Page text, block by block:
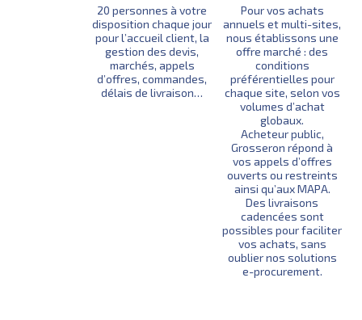
20 personnes à votre
disposition chaque jour
pour l’accueil client, la
gestion des devis,
marchés, appels
d’offres, commandes,
délais de livraison…
Pour vos achats
annuels et multi-sites,
nous établissons une
offre marché : des
conditions
préférentielles pour
chaque site, selon vos
volumes d’achat
globaux.
Acheteur public,
Grosseron répond à
vos appels d’offres
ouverts ou restreints
ainsi qu’aux MAPA.
Des livraisons
cadencées sont
possibles pour faciliter
vos achats, sans
oublier nos solutions
e-procurement.